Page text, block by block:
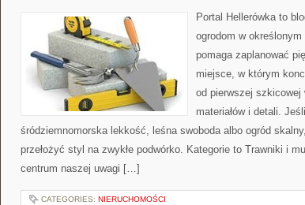
Portal Hellerówka to
ogrodom w
pomaga zaplanować
miejsce, w którym
od pierwszej szkicowej
materiałów i detali.
śródziemnomorska lekkość, leśna swoboda albo ogród
przełożyć styl na zwykłe podwórko. Kategorie to Trawniki i
centrum naszej uwagi […]
CATEGORIES: NIERUCHOMOŚCI